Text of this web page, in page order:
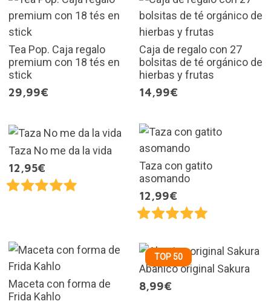
Tea Pop. Caja regalo
premium con 18 tés en
stick
29,99€
Caja de regalo con 27
bolsitas de té orgánico de
hierbas y frutas
14,99€
Taza No me da la vida
12,95€
Taza con gatito
asomando
12,99€
Maceta con forma de
Frida Kahlo
TOP 50
Abanico original Sakura
8,99€